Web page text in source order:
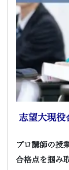
志望大現役
プロ講師の授
合格点を掴み